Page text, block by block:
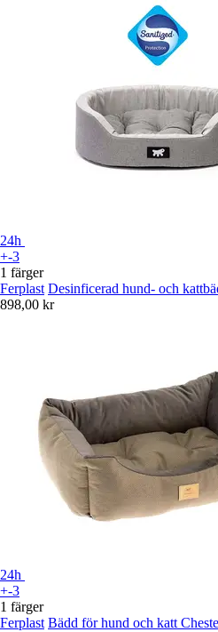
24h
+-3
1 färger
Ferplast Desinficerad hund- och
898,00 kr
24h
+-3
1 färger
Ferplast Bädd för hund och katt